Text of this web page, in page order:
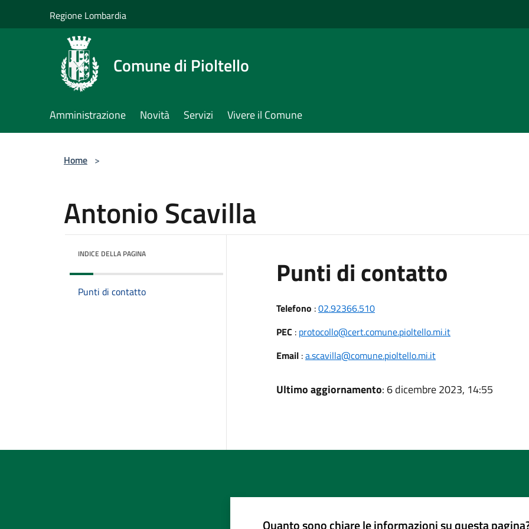
Regione Lombardia
Comune di Pioltello
Amministrazione Novità Servizi Vivere il Comune
Home >
Antonio Scavilla
INDICE DELLA PAGINA
Punti di contatto
Punti di contatto
Telefono :02.92366.510
PEC : protocollo@cert.comune.pioltello.mi.it
Email:a.scavilla@comune.pioltello.mi.it
Ultimo aggiornamento: 6 dicembre 2023, 14:55
Quanto sono chiare le informazioni su questa